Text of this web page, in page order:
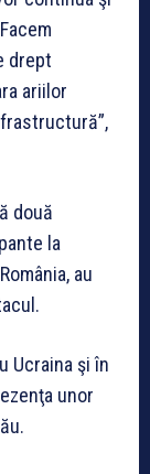
drept
ariilor
două
la
au
Ucraina şi în
unor